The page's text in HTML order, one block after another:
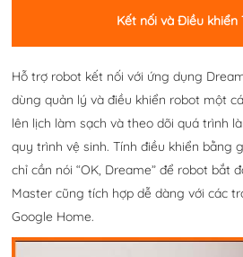
Kết nối và Điều khiển
Hỗ trợ robot kết nối với ứng dụng
dùng quản lý và điều khiển robot một
lên lịch làm sạch và theo dõi quá trình
quy trình vệ sinh. Tính điều khiển bằng
chỉ cần nói “OK, Dreame” để robot bắt
Master cũng tích hợp dễ dàng với các
Google Home.